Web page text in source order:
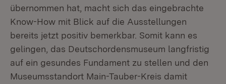
übernommen hat, macht sich das eingebrachte
Know-How mit Blick auf die Ausstellungen
bereits jetzt positiv bemerkbar. Somit kann es
gelingen, das Deutschordensmuseum langfristig
auf ein gesundes Fundament zu stellen und den
Museumsstandort Main-Tauber-Kreis damit